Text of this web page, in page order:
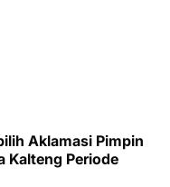
Aklamasi Pimpin
Kalteng Periode